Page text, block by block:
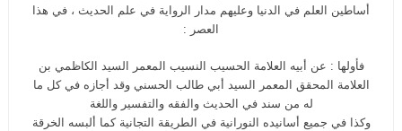
أساطين العلم في الدنيا وعليهم مدار الرواية في علم الحديث ، في هذا
العصر :
فأولها : عن أبيه العلامة الحسيب النسيب المعمر السيد الكاظمي بن
العلامة المحقق المعمر السيد أبي طالب الحسني وقد أجازه في كل ما
له من سند في الحديث والفقه والتفسير واللغة
وكذا في جميع أسانيده النورانية في الطريقة التجانية كما ألبسه الخرقة